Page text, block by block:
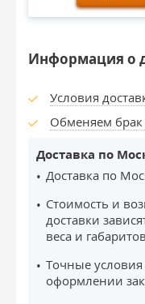
Информация о
Условия
Обменяем брак
Доставка по
Доставка по
Стоимость и
доставки
веса и
Точные
оформлении